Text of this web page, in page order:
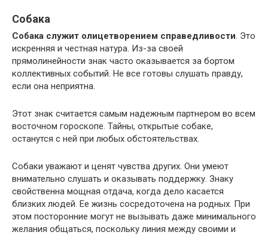
Собака
Собака служит олицетворением справедливости. Это
искренняя и честная натура. Из-за своей
прямолинейности знак часто оказывается за бортом
коллективных событий. Не все готовы слушать правду,
если она неприятна.
Этот знак считается самым надежным партнером во всем
восточном гороскопе. Тайны, открытые собаке,
останутся с ней при любых обстоятельствах.
Собаки уважают и ценят чувства других. Они умеют
внимательно слушать и оказывать поддержку. Знаку
свойственна мощная отдача, когда дело касается
близких людей. Ее жизнь сосредоточена на родных. При
этом посторонние могут не вызывать даже минимального
желания общаться, поскольку линия между своими и